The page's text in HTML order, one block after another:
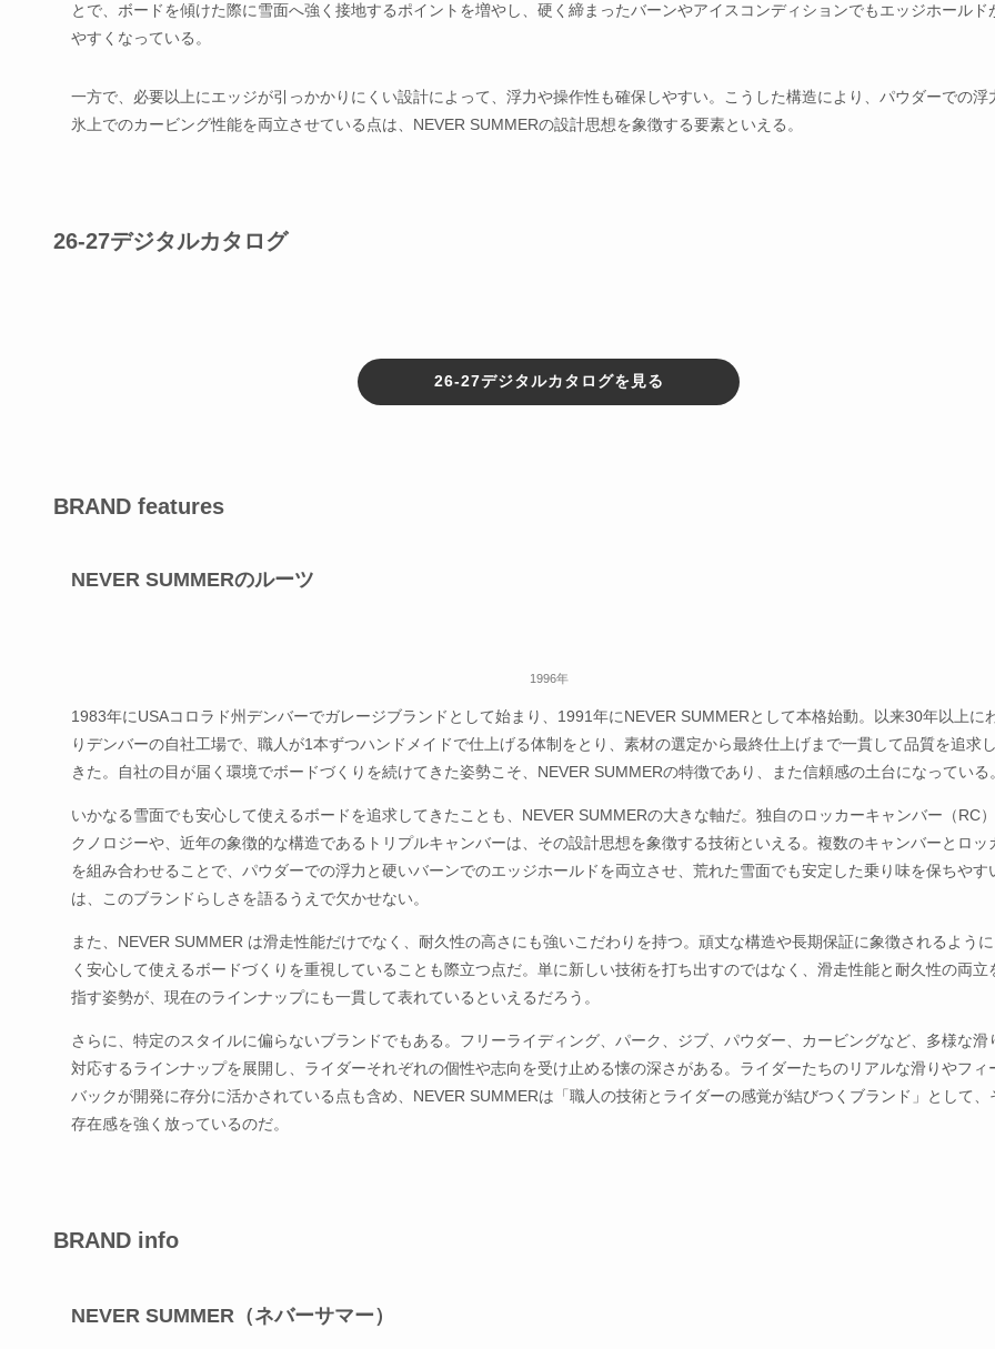
とで、ボードを傾けた際に雪面へ強く接地するポイントを増やし、硬く締まったバーンやアイスコンディションでもエッジホールド
やすくなっている。
一方で、必要以上にエッジが引っかかりにくい設計によって、浮力や操作性も確保しやすい。こうした構造により、パウダーでの浮
氷上でのカービング性能を両立させている点は、NEVER SUMMERの設計思想を象徴する要素といえる。
26-27デジタルカタログ
26-27デジタルカタログを見る
BRAND features
NEVER SUMMERのルーツ
1996年
1983年にUSAコロラド州デンバーでガレージブランドとして始まり、1991年にNEVER SUMMERとして本格始動。以来30年以上に
りデンバーの自社工場で、職人が1本ずつハンドメイドで仕上げる体制をとり、素材の選定から最終仕上げまで一貫して品質を追求
きた。自社の目が届く環境でボードづくりを続けてきた姿勢こそ、NEVER SUMMERの特徴であり、また信頼感の土台になっている。
いかなる雪面でも安心して使えるボードを追求してきたことも、NEVER SUMMERの大きな軸だ。独自のロッカーキャンバー（RC
クノロジーや、近年の象徴的な構造であるトリプルキャンバーは、その設計思想を象徴する技術といえる。複数のキャンバーとロッ
を組み合わせることで、パウダーでの浮力と硬いバーンでのエッジホールドを両立させ、荒れた雪面でも安定した乗り味を保ちやす
は、このブランドらしさを語るうえで欠かせない。
また、NEVER SUMMER は滑走性能だけでなく、耐久性の高さにも強いこだわりを持つ。頑丈な構造や長期保証に象徴されるよう
く安心して使えるボードづくりを重視していることも際立つ点だ。単に新しい技術を打ち出すのではなく、滑走性能と耐久性の両立
指す姿勢が、現在のラインナップにも一貫して表れているといえるだろう。
さらに、特定のスタイルに偏らないブランドでもある。フリーライディング、パーク、ジブ、パウダー、カービングなど、多様な滑
対応するラインナップを展開し、ライダーそれぞれの個性や志向を受け止める懐の深さがある。ライダーたちのリアルな滑りやフィ
バックが開発に存分に活かされている点も含め、NEVER SUMMERは「職人の技術とライダーの感覚が結びつくブランド」として、
存在感を強く放っているのだ。
BRAND info
NEVER SUMMER（ネバーサマー）